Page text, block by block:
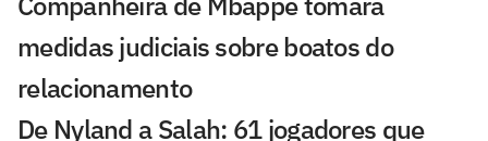
medidas judiciais sobre boatos do
relacionamento
De Nyland a Salah: 61 jogadores que